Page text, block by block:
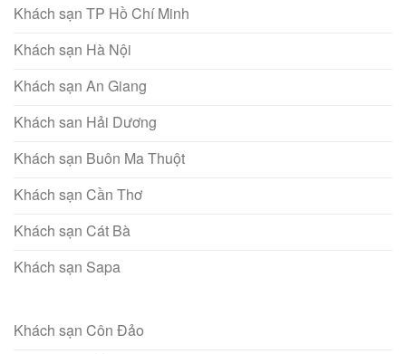
Khách sạn TP Hồ Chí Minh
Khách sạn Hà Nội
Khách sạn An Giang
Khách san Hải Dương
Khách sạn Buôn Ma Thuột
Khách sạn Cần Thơ
Khách sạn Cát Bà
Khách sạn Sapa
Khách sạn Côn Đảo